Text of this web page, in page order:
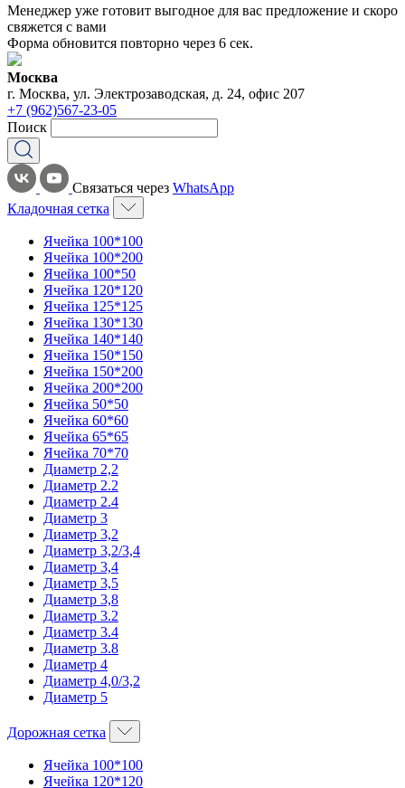
Менеджер уже готовит выгодное для вас предложение и скоро
свяжется с вами
Форма обновится повторно через 6 сек.
Москва
г. Москва, ул. Электрозаводская, д. 24, офис 207
+7 (962)567-23-05
Поиск
Связаться через WhatsApp
Кладочная сетка
Ячейка 100*100
Ячейка 100*200
Ячейка 100*50
Ячейка 120*120
Ячейка 125*125
Ячейка 130*130
Ячейка 140*140
Ячейка 150*150
Ячейка 150*200
Ячейка 200*200
Ячейка 50*50
Ячейка 60*60
Ячейка 65*65
Ячейка 70*70
Диаметр 2,2
Диаметр 2.2
Диаметр 2.4
Диаметр 3
Диаметр 3,2
Диаметр 3,2/3,4
Диаметр 3,4
Диаметр 3,5
Диаметр 3,8
Диаметр 3.2
Диаметр 3.4
Диаметр 3.8
Диаметр 4
Диаметр 4,0/3,2
Диаметр 5
Дорожная сетка
Ячейка 100*100
Ячейка 120*120